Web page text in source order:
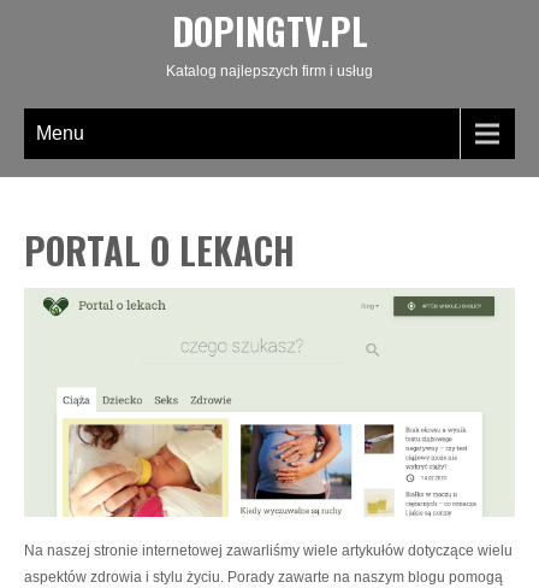
DOPINGTV.PL
Katalog najlepszych firm i usług
Menu
PORTAL O LEKACH
Na naszej stronie internetowej zawarliśmy wiele artykułów dotyczące wielu
aspektów zdrowia i stylu życiu. Porady zawarte na naszym blogu pomogą